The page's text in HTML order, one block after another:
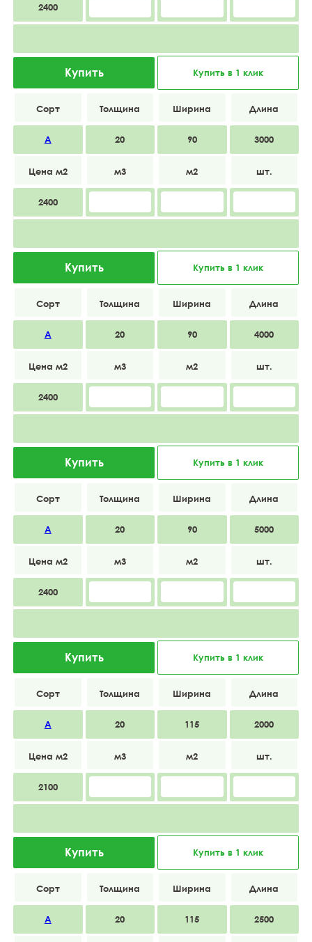
2400
Купить Купить в 1 клик
А 20 90 3000
2400
Купить Купить в 1 клик
А 20 90 4000
2400
Купить Купить в 1 клик
А 20 90 5000
2400
Купить Купить в 1 клик
А 20 115 2000
2100
Купить Купить в 1 клик
А 20 115 2500